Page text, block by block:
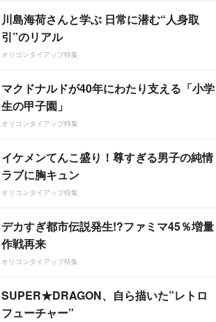
川島海荷さんと学ぶ 日常に潜む“人身取
引”のリアル
オリコンタイアップ特集
マクドナルドが40年にわたり支える「小学
生の甲子園」
オリコンタイアップ特集
イケメンてんこ盛り！尊すぎる男子の純情
ラブに胸キュン
オリコンタイアップ特集
デカすぎ都市伝説発生!?ファミマ45％増量
作戦再来
オリコンタイアップ特集
SUPER★DRAGON、自ら描いた”レトロ
フューチャー”